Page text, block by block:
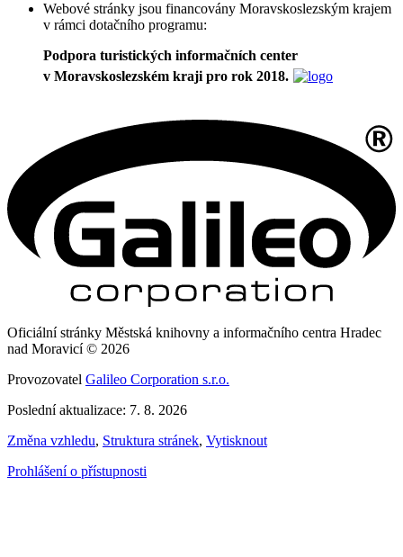
Webové stránky jsou financovány Moravskoslezským krajem
v rámci dotačního programu:
Podpora turistických informačních center
v Moravskoslezském kraji pro rok 2018.
Oficiální stránky Městská knihovny a informačního centra Hradec
nad Moravicí © 2026
Provozovatel Galileo Corporation s.r.o.
Poslední aktualizace: 7. 8. 2026
Změna vzhledu, Struktura stránek, Vytisknout
Prohlášení o přístupnosti